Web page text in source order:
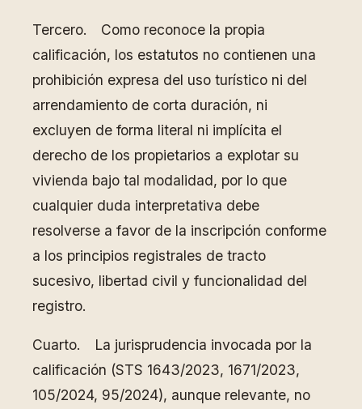
Tercero. Como reconoce la propia
calificación, los estatutos no contienen una
prohibición expresa del uso turístico ni del
arrendamiento de corta duración, ni
excluyen de forma literal ni implícita el
derecho de los propietarios a explotar su
vivienda bajo tal modalidad, por lo que
cualquier duda interpretativa debe
resolverse a favor de la inscripción conforme
a los principios registrales de tracto
sucesivo, libertad civil y funcionalidad del
registro.
Cuarto. La jurisprudencia invocada por la
calificación (STS 1643/2023, 1671/2023,
105/2024, 95/2024), aunque relevante, no